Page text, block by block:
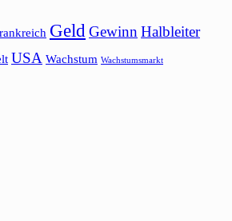
Geld Gewinn Halbleiter
USA Wachstum Wachstumsmarkt